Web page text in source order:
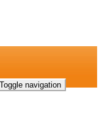
Toggle navigation